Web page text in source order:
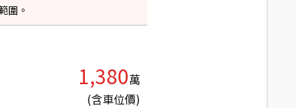
圍。
1,380萬
(含車位價)